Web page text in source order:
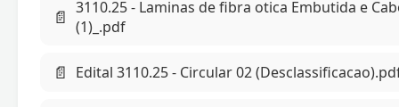
📄 3110.25 - Laminas de fibra otica Embutida e
(1)_.pdf
📄 Edital 3110.25 - Circular 02